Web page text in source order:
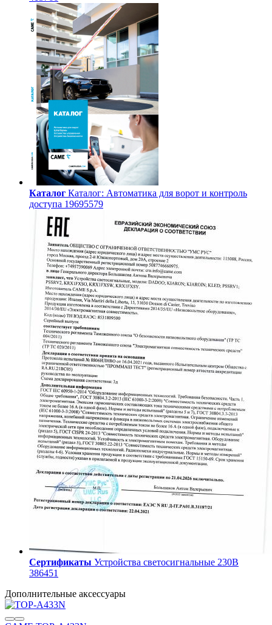
Каталог Каталог: Автоматика для ворот и контроль
доступа 19695579
Сертификаты Устройства светосигнальные 230В
386451
Дополнительные аксессуары